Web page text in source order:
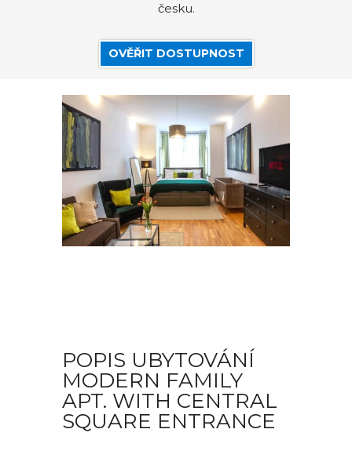
česku.
OVĚŘIT DOSTUPNOST
POPIS UBYTOVÁNÍ
MODERN FAMILY
APT. WITH CENTRAL
SQUARE ENTRANCE